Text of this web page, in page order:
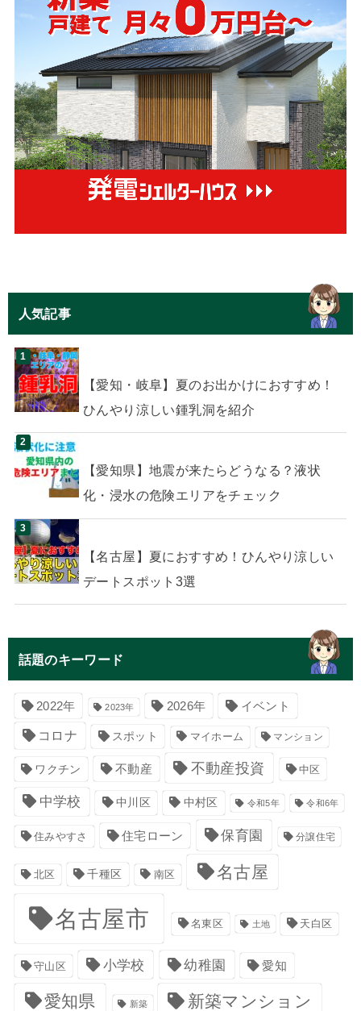
人気記事
【愛知・岐阜】夏のお出かけにおすすめ！
ひんやり涼しい鍾乳洞を紹介
【愛知県】地震が来たらどうなる？液状
化・浸水の危険エリアをチェック
【名古屋】夏におすすめ！ひんやり涼しい
デートスポット3選
話題のキーワード
2022年 2023年 2026年 イベント
コロナ スポット マイホーム マンション
ワクチン 不動産 不動産投資 中区
中学校 中川区 中村区 令和5年 令和6年
住みやすさ 住宅ローン 保育園 分譲住宅
北区 千種区 南区 名古屋
名古屋市 名東区 土地 天白区
守山区 小学校 幼稚園 愛知
愛知県 新築 新築マンション